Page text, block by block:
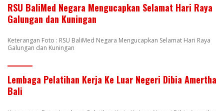
RSU BaliMed Negara Mengucapkan Selamat Hari Raya
Galungan dan Kuningan
Keterangan Foto : RSU BaliMed Negara Mengucapkan Selamat Hari Raya
Galungan dan Kuningan
Lembaga Pelatihan Kerja Ke Luar Negeri Dibia Amertha
Bali